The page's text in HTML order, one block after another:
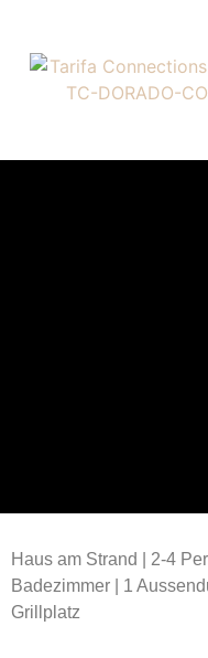
springen
Haus am Strand | 2-4
Badezimmer | 1
Grillplatz